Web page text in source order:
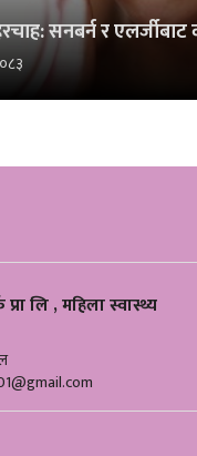
सनबर्न र
प्रा लि , महिला स्वास्थ्य